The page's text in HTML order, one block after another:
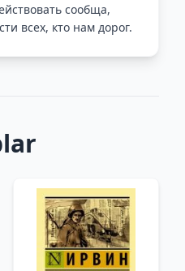
сообща,
всех, кто нам дорог.